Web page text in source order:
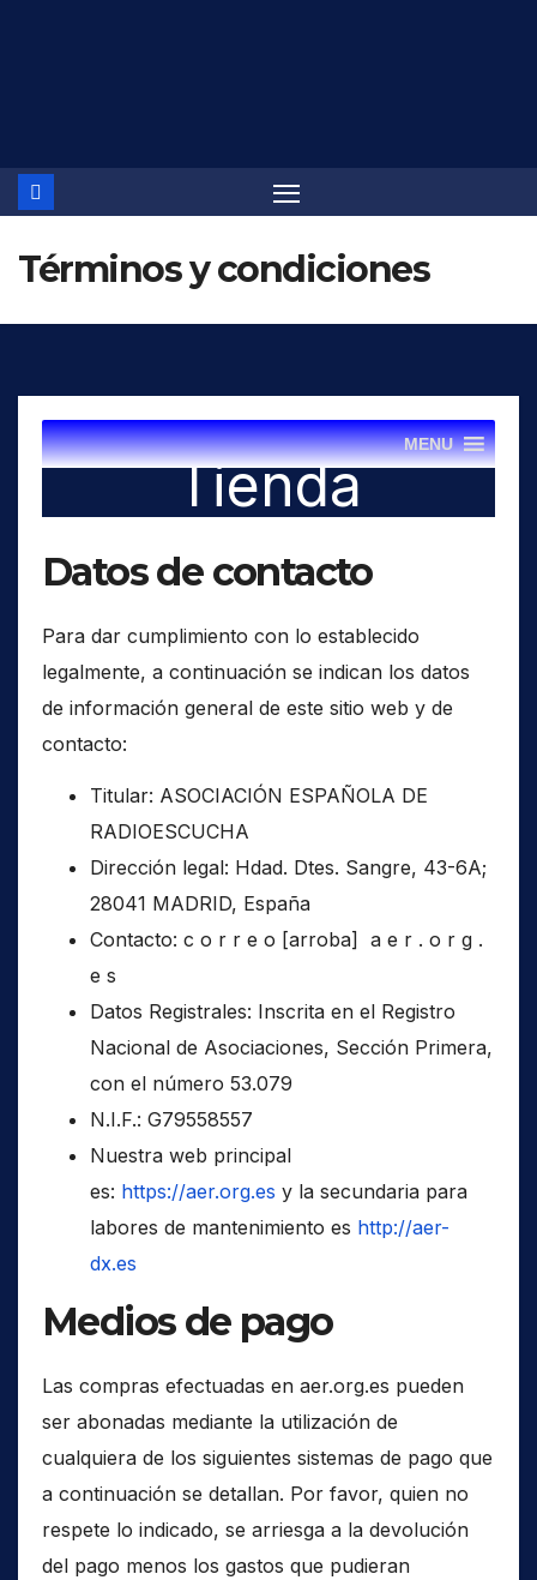
Términos y condiciones
MENU
Tienda
Datos de contacto
Para dar cumplimiento con lo establecido
legalmente, a continuación se indican los datos
de información general de este sitio web y de
contacto:
Titular: ASOCIACIÓN ESPAÑOLA DE
RADIOESCUCHA
Dirección legal: Hdad. Dtes. Sangre, 43-6A;
28041 MADRID, España
Contacto: c o r r e o [arroba] a e r . o r g .
e s
Datos Registrales: Inscrita en el Registro
Nacional de Asociaciones, Sección Primera,
con el número 53.079
N.I.F.: G79558557
Nuestra web principal
es: https://aer.org.es y la secundaria para
labores de mantenimiento es http://aer-
dx.es
Medios de pago
Las compras efectuadas en aer.org.es pueden
ser abonadas mediante la utilización de
cualquiera de los siguientes sistemas de pago que
a continuación se detallan. Por favor, quien no
respete lo indicado, se arriesga a la devolución
del pago menos los gastos que pudieran